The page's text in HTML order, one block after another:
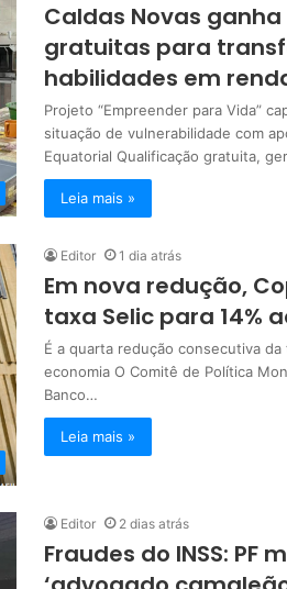
Caldas Novas
gratuitas para
habilidades em
Projeto “Empreender para Vida”
situação de vulnerabilidade com
Equatorial Qualificação gratuita,
Leia mais »
Editor 1 dia atrás
Em nova redução,
taxa Selic para 14%
É a quarta redução consecutiva
economia O Comitê de Política
Banco…
Leia mais »
Editor 2 dias atrás
Fraudes do INSS: PF